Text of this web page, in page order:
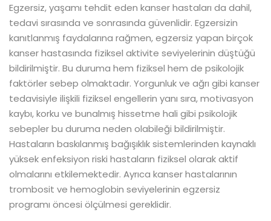
Egzersiz, yaşamı tehdit eden kanser hastaları da dahil,
tedavi sırasında ve sonrasında güvenlidir. Egzersizin
kanıtlanmış faydalarına rağmen, egzersiz yapan birçok
kanser hastasında fiziksel aktivite seviyelerinin düştüğü
bildirilmiştir. Bu duruma hem fiziksel hem de psikolojik
faktörler sebep olmaktadır. Yorgunluk ve ağrı gibi kanser
tedavisiyle ilişkili fiziksel engellerin yanı sıra, motivasyon
kaybı, korku ve bunalmış hissetme hali gibi psikolojik
sebepler bu duruma neden olabileği bildirilmiştir.
Hastaların baskılanmış bağışıklık sistemlerinden kaynaklı
yüksek enfeksiyon riski hastaların fiziksel olarak aktif
olmalarını etkilemektedir. Ayrıca kanser hastalarının
trombosit ve hemoglobin seviyelerinin egzersiz
programı öncesi ölçülmesi gereklidir.